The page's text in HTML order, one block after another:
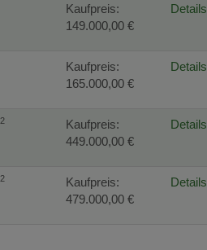
Kaufpreis:
149.000,00 €
Details
Kaufpreis:
165.000,00 €
Details
2
Kaufpreis:
449.000,00 €
Details
2
Kaufpreis:
479.000,00 €
Details